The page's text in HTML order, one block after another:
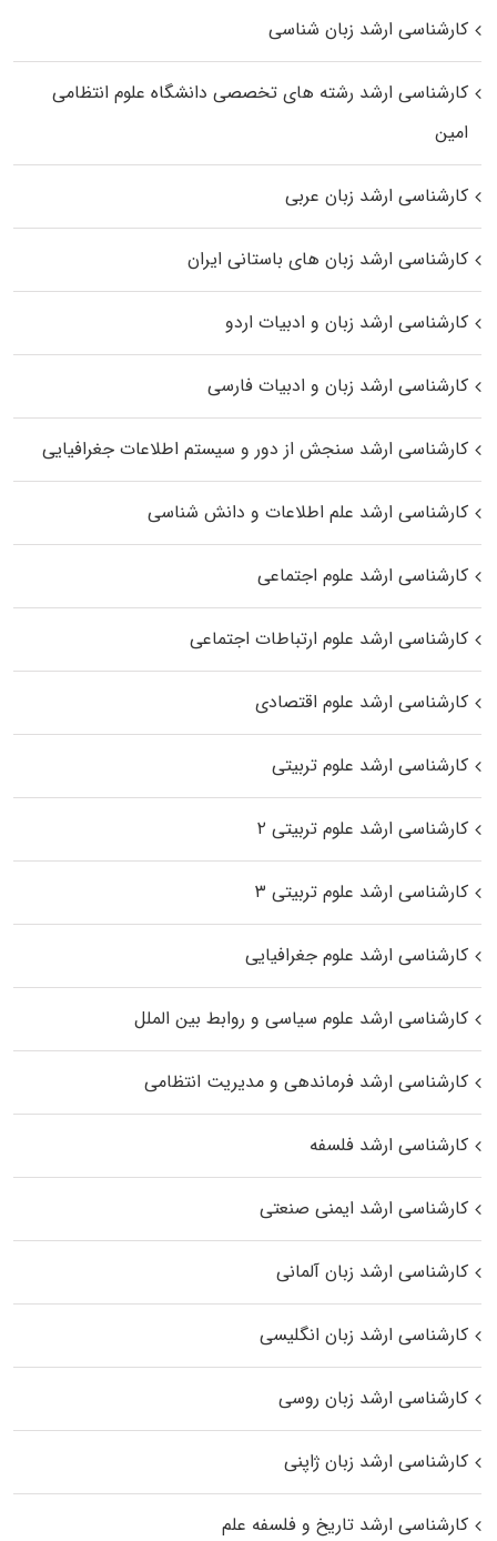
کارشناسی ارشد زبان شناسی
کارشناسی ارشد رﺷﺘﻪ ﻫﺎی تخصصی داﻧﺸﮕﺎه ﻋﻠﻮم انتظامی
اﻣﻴﻦ
کارشناسی ارشد زبان عربی
کارشناسی ارشد زبان‌ های باستانی ایران
کارشناسی ارشد زبان و ادبیات اردو
کارشناسی ارشد زبان و ادبیات فارسی
کارشناسی ارشد سنجش از دور و سیستم اطلاعات جغرافیایی
کارشناسی ارشد علم اطلاعات و دانش شناسی
کارشناسی ارشد علوم اجتماعی
کارشناسی ارشد علوم ارتباطات اجتماعی
کارشناسی ارشد علوم اقتصادی
کارشناسی ارشد علوم تربیتی
کارشناسی ارشد علوم تربیتی ۲
کارشناسی ارشد علوم تربیتی ۳
کارشناسی ارشد علوم جغرافیایی
کارشناسی ارشد علوم سیاسی و روابط بین الملل
کارشناسی ارشد فرماندهی و مدیریت انتظامی
کارشناسی ارشد فلسفه
کارشناسی ارشد ایمنی صنعتی
کارشناسی ارشد زبان آلمانی
کارشناسی ارشد زبان انگلیسی
کارشناسی ارشد زبان روسی
کارشناسی ارشد زبان ژاپنی
کارشناسی ارشد تاریخ و فلسفه علم